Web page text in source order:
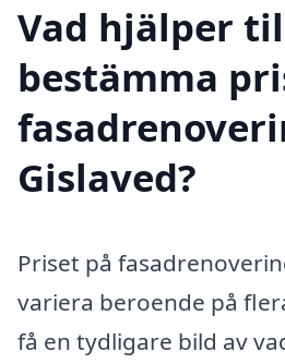
Vad hjälper
bestämma
Gislaved?
Priset på
variera beroende på
få en tydligare bild av